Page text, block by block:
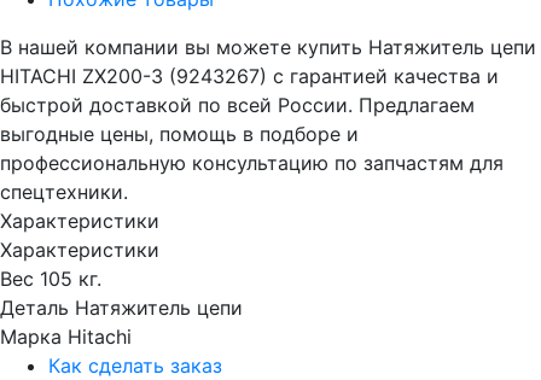
В нашей компании вы можете купить Натяжитель цепи
HITACHI ZX200-3 (9243267) с гарантией качества и
быстрой доставкой по всей России. Предлагаем
выгодные цены, помощь в подборе и
профессиональную консультацию по запчастям для
спецтехники.
Характеристики
Характеристики
Вес 105 кг.
Деталь Натяжитель цепи
Марка Hitachi
Как сделать заказ